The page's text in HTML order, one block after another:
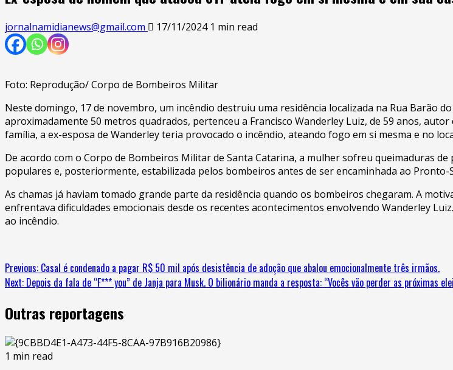
jornalnamidianews@gmail.com 17/11/2024 1 min read
Foto: Reprodução/ Corpo de Bombeiros Militar
Neste domingo, 17 de novembro, um incêndio destruiu uma residência localizada na Rua Barão
aproximadamente 50 metros quadrados, pertenceu a Francisco Wanderley Luiz, de 59 anos,
família, a ex-esposa de Wanderley teria provocado o incêndio, ateando fogo em si mesma e no
De acordo com o Corpo de Bombeiros Militar de Santa Catarina, a mulher sofreu queimaduras
populares e, posteriormente, estabilizada pelos bombeiros antes de ser encaminhada ao
As chamas já haviam tomado grande parte da residência quando os bombeiros chegaram. A
enfrentava dificuldades emocionais desde os recentes acontecimentos envolvendo Wanderley
ao incêndio.
Continue
Reading
Previous: Casal é condenado a pagar R$ 50 mil após desistência de adoção que abalou emocionalmente três irmãos.
Next: Depois da fala de “F*** you” de Janja para Musk. O bilionário manda a resposta: “Vocês vão perder as próximas
Outras reportagens
1 min read